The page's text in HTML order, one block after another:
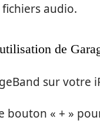
audio.
de
sur votre
bouton « + »